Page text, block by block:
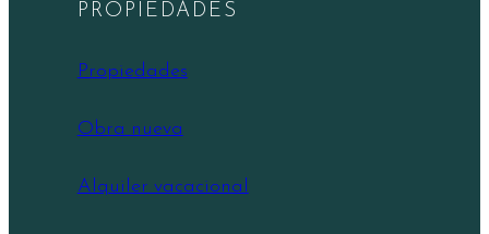
PROPIEDADES
Propiedades
Obra nueva
Alquiler vacacional